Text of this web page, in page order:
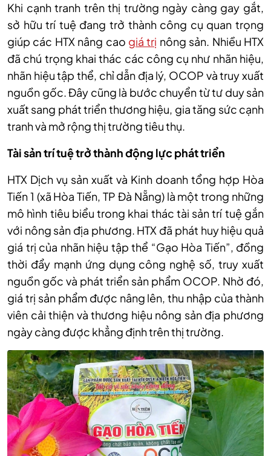
Khi cạnh tranh trên thị trường ngày càng gay gắt,
sở hữu trí tuệ đang trở thành công cụ quan trọng
giúp các HTX nâng cao giá trị nông sản. Nhiều HTX
đã chú trọng khai thác các công cụ như nhãn hiệu,
nhãn hiệu tập thể, chỉ dẫn địa lý, OCOP và truy xuất
nguồn gốc. Đây cũng là bước chuyển từ tư duy sản
xuất sang phát triển thương hiệu, gia tăng sức cạnh
tranh và mở rộng thị trường tiêu thụ.
Tài sản trí tuệ trở thành động lực phát triển
HTX Dịch vụ sản xuất và Kinh doanh tổng hợp Hòa
Tiến 1 (xã Hòa Tiến, TP Đà Nẵng) là một trong những
mô hình tiêu biểu trong khai thác tài sản trí tuệ gắn
với nông sản địa phương. HTX đã phát huy hiệu quả
giá trị của nhãn hiệu tập thể “Gạo Hòa Tiến”, đồng
thời đẩy mạnh ứng dụng công nghệ số, truy xuất
nguồn gốc và phát triển sản phẩm OCOP. Nhờ đó,
giá trị sản phẩm được nâng lên, thu nhập của thành
viên cải thiện và thương hiệu nông sản địa phương
ngày càng được khẳng định trên thị trường.